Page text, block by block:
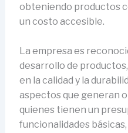
obteniendo productos
un costo accesible.
La empresa es
desarrollo de
en la calidad y la
aspectos que generan
quienes tienen un
funcionalidades